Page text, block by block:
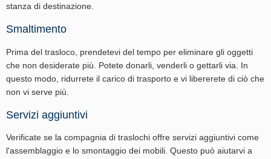
stanza di destinazione.
Smaltimento
Prima del trasloco, prendetevi del tempo per eliminare gli oggetti
che non desiderate più. Potete donarli, venderli o gettarli via. In
questo modo, ridurrete il carico di trasporto e vi libererete di ciò che
non vi serve più.
Servizi aggiuntivi
Verificate se la compagnia di traslochi offre servizi aggiuntivi come
l'assemblaggio e lo smontaggio dei mobili. Questo può aiutarvi a